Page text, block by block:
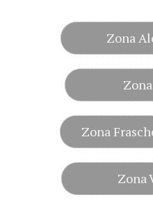
Zona
Zona
Zona